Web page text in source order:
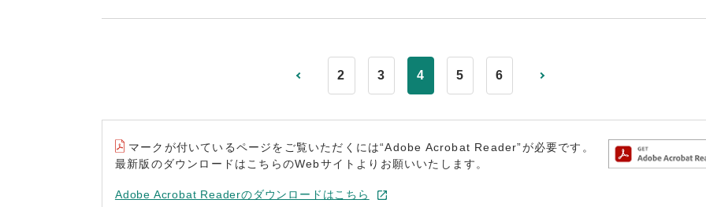
2 3 4 5 6
マークが付いているページをご覧いただくには“Adobe Acrobat Reader”が必要です。
最新版のダウンロードはこちらのWebサイトよりお願いいたします。
Adobe Acrobat Readerのダウンロードはこちら